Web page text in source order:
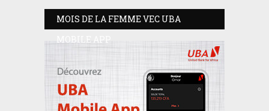
MOIS DE LA FEMME VEC UBA
MOBILE APP